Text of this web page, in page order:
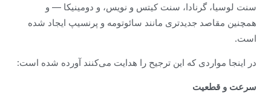
سنت لوسیا، گرنادا، سنت کیتس و نویس، و دومینیکا — و
همچنین مقاصد جدیدتری مانند سائوتومه و پرنسیپ ایجاد شده
است.
در اینجا مواردی که این ترجیح را هدایت می‌کنند آورده شده است:
سرعت و قطعیت